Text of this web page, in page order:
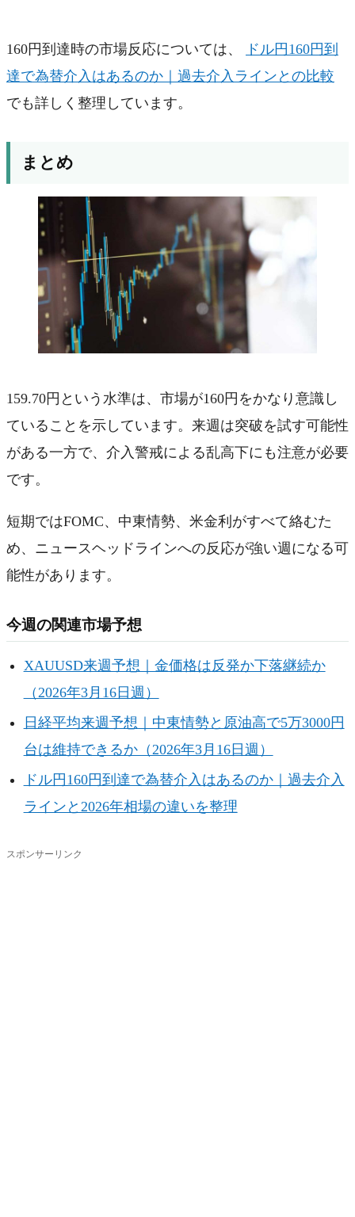
160円到達時の市場反応については、
ドル円160円到
達で為替介入はあるのか｜過去介入ラインとの比較
でも詳しく整理しています。
まとめ
159.70円という水準は、市場が160円をかなり意識し
ていることを示しています。来週は突破を試す可能性
がある一方で、介入警戒による乱高下にも注意が必要
です。
短期ではFOMC、中東情勢、米金利がすべて絡むた
め、ニュースヘッドラインへの反応が強い週になる可
能性があります。
今週の関連市場予想
XAUUSD来週予想｜金価格は反発か下落継続か
（2026年3月16日週）
日経平均来週予想｜中東情勢と原油高で5万3000円
台は維持できるか（2026年3月16日週）
ドル円160円到達で為替介入はあるのか｜過去介入
ラインと2026年相場の違いを整理
スポンサーリンク